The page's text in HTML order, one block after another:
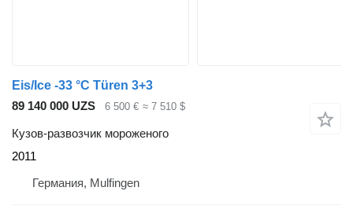
Eis/Ice -33 °C Türen 3+3
89 140 000 UZS
6 500 € ≈ 7 510 $
Кузов-развозчик мороженого
2011
Германия, Mulfingen